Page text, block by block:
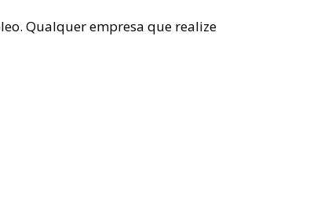
Qualquer empresa que realize